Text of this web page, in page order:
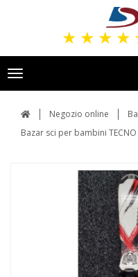
★ ★ ★ ★
Toggle
navigation
Negozio online
Bazar sci per bambini TECNO